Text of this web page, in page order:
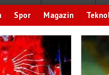
Spor Magazin